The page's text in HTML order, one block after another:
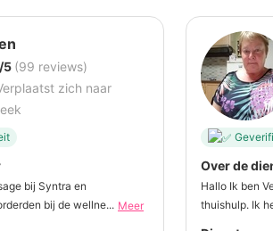
5 (99 reviews)
zich naar
bij Syntra en
bij de wellne... Meer
Over de
Hallo Ik ben
thuishulp. Ik